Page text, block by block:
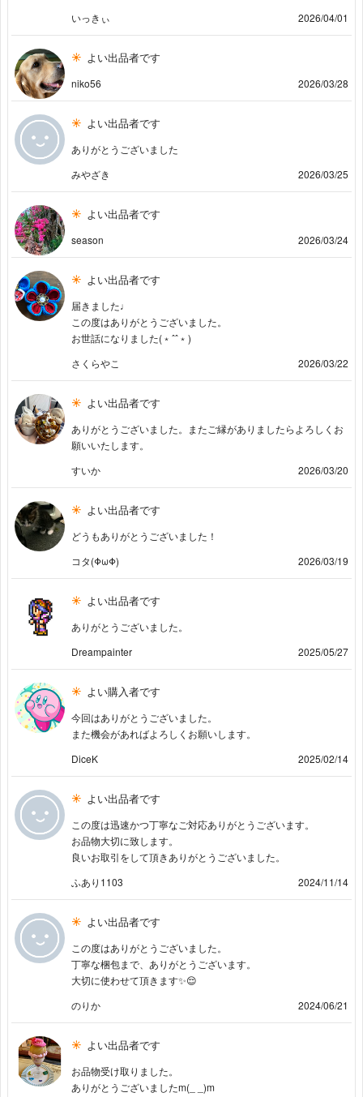
いっきぃ
2026/04/01
よい出品者です
niko56 2026/03/28
よい出品者です
ありがとうございました
みやざき
2026/03/25
よい出品者です
season 2026/03/24
よい出品者です
届きました♩
この度はありがとうございました。
お世話になりました(﹡ˆˆ﹡)
さくらやこ
2026/03/22
よい出品者です
ありがとうございました。またご縁がありましたらよろしくお
願いいたします。
すいか
2026/03/20
よい出品者です
どうもありがとうございました！
コタ(ΦωΦ)
2026/03/19
よい出品者です
ありがとうございました。
Dreampainter
2025/05/27
よい購入者です
今回はありがとうございました。
また機会があればよろしくお願いします。
DiceK
2025/02/14
よい出品者です
この度は迅速かつ丁寧なご対応ありがとうございます。
お品物大切に致します。
良いお取引をして頂きありがとうございました。
ふあり1103
2024/11/14
よい出品者です
この度はありがとうございました。
丁寧な梱包まで、ありがとうございます。
大切に使わせて頂きます✨😌
のりか
2024/06/21
よい出品者です
お品物受け取りました。
ありがとうございましたm(_ _)m